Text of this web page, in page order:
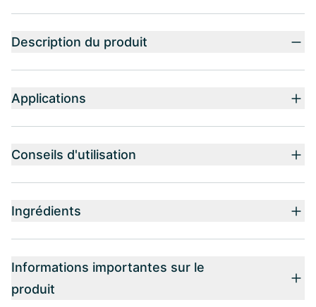
Description du produit
Applications
Conseils d'utilisation
Ingrédients
Informations importantes sur le
produit